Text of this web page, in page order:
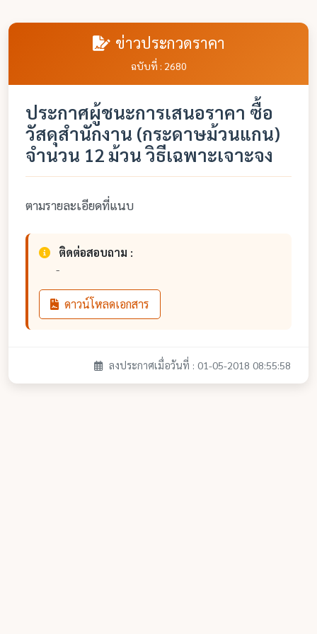
ข่าวประกวดราคา
ฉบับที่ : 2680
ประกาศผู้ชนะการเสนอราคา ซื้อ
วัสดุสำนักงาน (กระดาษม้วนแกน)
จำนวน 12 ม้วน วิธีเฉพาะเจาะจง
ตามรายละเอียดที่แนบ
ติดต่อสอบถาม :
-
ดาวน์โหลดเอกสาร
ลงประกาศเมื่อวันที่ : 01-05-2018 08:55:58